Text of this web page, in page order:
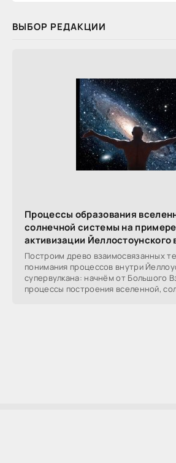
ВЫБОР РЕДАКЦИИ
Процессы образования
солнечной системы на
активизации Йеллостоунского
Построим древо взаимосвязанных
понимания процессов внутри
супервулкана: начнём от Большого
процессы построения вселенной,